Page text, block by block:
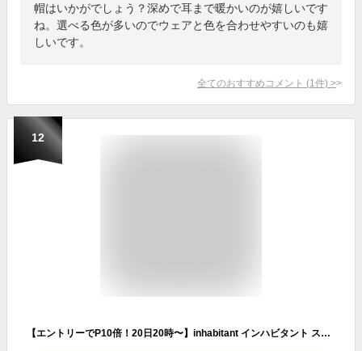
帽はいかがでしょう？深めで耳まで暖かいのが嬉しいです
ね。選べる色が多いのでウェアと色を合わせやすいのも嬉
しいです。
全てのおすすめコメント (1 件) >
12
【エントリーでP10倍！20日20時〜】inhabitant インハビタント スキー ヘッドウェア ニット帽 メンズ レディース＜2025＞ISM24HW51 / inhabitant LOGO KNIT CAP